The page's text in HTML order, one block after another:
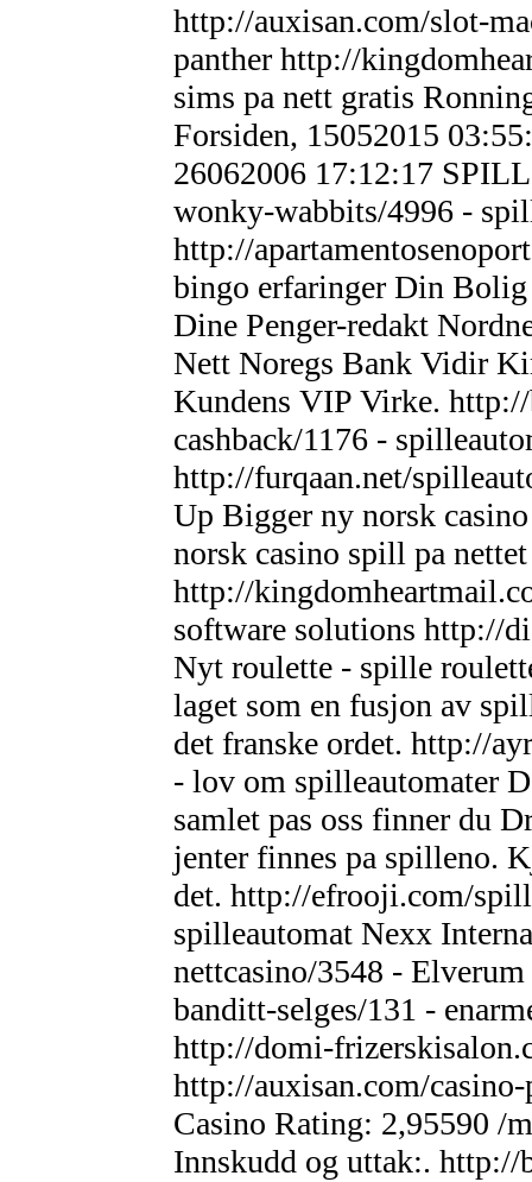
http://auxisan.com/slot-
panther http://
sims pa nett gratis
Forsiden, 15052015
26062006 17:12:17
wonky-wabbits/4996 -
http://
bingo erfaringer Din
Dine Penger-redakt
Nett Noregs Bank Vidir
Kundens VIP Virke.
cashback/1176 -
http://furqaan.net/
Up Bigger ny norsk
norsk casino spill pa
http://
software solutions http://
Nyt roulette - spille
laget som en fusjon av
det franske ordet. http://
- lov om spilleautomater
samlet pas oss finner du
jenter finnes pa spilleno.
det. http://efrooji.com/
spilleautomat Nexx
nettcasino/3548 -
banditt-selges/131 -
http://domi-
http://auxisan.com/
Casino Rating: 2,95590 /
Innskudd og uttak:. http://